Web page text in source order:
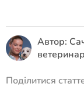
Автор:
Поділитися